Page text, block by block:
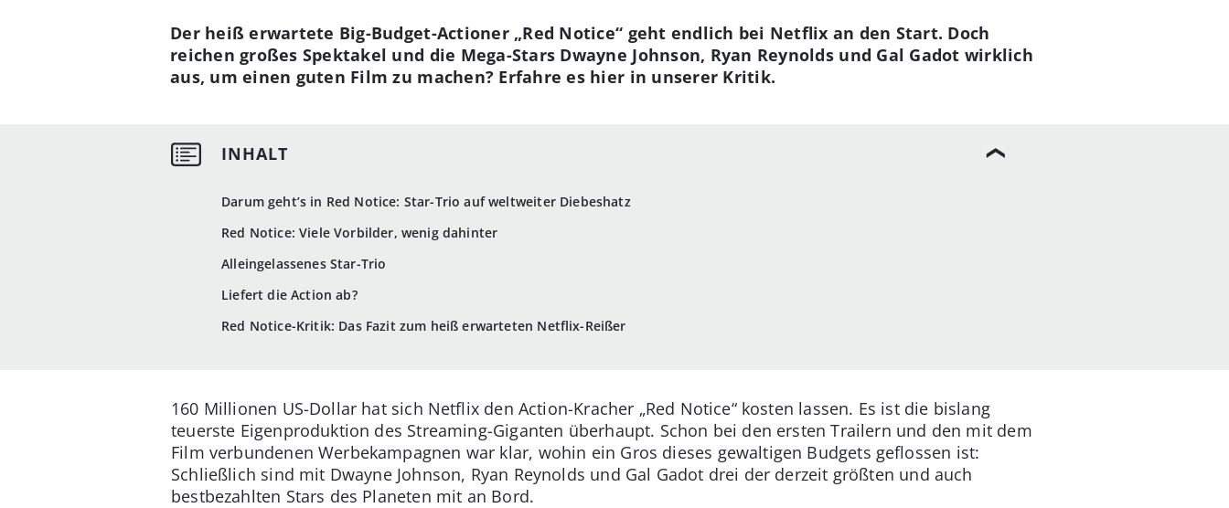
Darum geht’s in Red Notice: Star-Trio auf weltweiter Diebeshatz
Red Notice: Viele Vorbilder, wenig dahinter
Alleingelassenes Star-Trio
Liefert die Action ab?
Red Notice-Kritik: Das Fazit zum heiß erwarteten Netflix-Reißer
Der heiß erwartete Big-Budget-Actioner „Red Notice“ geht endlich bei Netflix an den Start. Doch
reichen großes Spektakel und die Mega-Stars Dwayne Johnson, Ryan Reynolds und Gal Gadot wirklich
aus, um einen guten Film zu machen? Erfahre es hier in unserer Kritik.
160 Millionen US-Dollar hat sich Netflix den Action-Kracher „Red Notice“ kosten lassen. Es ist die bislang
teuerste Eigenproduktion des Streaming-Giganten überhaupt. Schon bei den ersten Trailern und den mit dem
Film verbundenen Werbekampagnen war klar, wohin ein Gros dieses gewaltigen Budgets geflossen ist:
Schließlich sind mit Dwayne Johnson, Ryan Reynolds und Gal Gadot drei der derzeit größten und auch
bestbezahlten Stars des Planeten mit an Bord.